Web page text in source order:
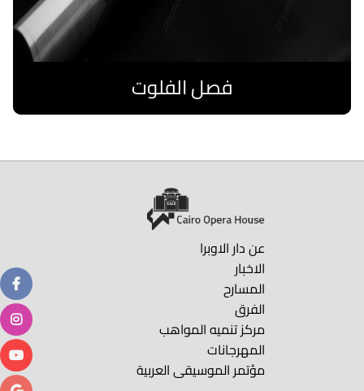
فصل الفلوت
عن دار الاوبرا
الاخبار
المسارح
الفرق
مركز تنميه المواهب
المهرجانات
مؤتمر الموسيقى العربية